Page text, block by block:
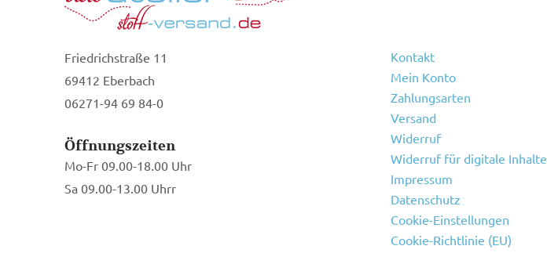
Friedrichstraße 11
69412 Eberbach
06271-94 69 84-0
Öffnungszeiten
Mo-Fr 09.00-18.00 Uhr
Sa 09.00-13.00 Uhrr
Kontakt
Mein Konto
Zahlungsarten
Versand
Widerruf
Widerruf für digitale Inhalte
Impressum
Datenschutz
Cookie-Einstellungen
Cookie-Richtlinie (EU)